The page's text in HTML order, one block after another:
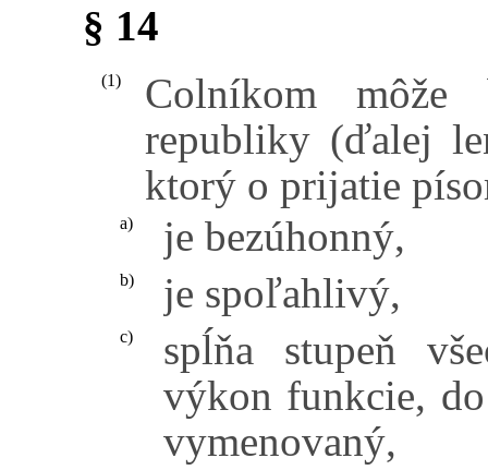
§ 14
(1)
Colníkom môže
republiky (ďalej
ktorý o prijatie
a) je bezúhonný,
b) je spoľahlivý,
c)
spĺňa stupeň
výkon funkcie,
vymenovaný,